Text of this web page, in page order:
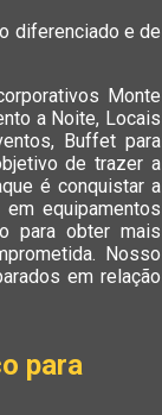
diferenciado e de
Monte
a Noite, Locais
Buffet para
de trazer a
é conquistar a
equipamentos
para obter mais
Nosso
em relação
para